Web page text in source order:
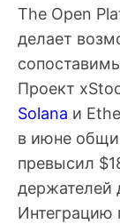
The Open
делает
Проект
Solana и
в июне
превысил
держателей
Интеграцию